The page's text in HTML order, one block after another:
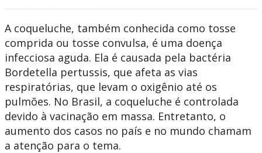
A coqueluche, também conhecida como tosse
comprida ou tosse convulsa, é uma doença
infecciosa aguda. Ela é causada pela bactéria
Bordetella pertussis, que afeta as vias
respiratórias, que levam o oxigênio até os
pulmões. No Brasil, a coqueluche é controlada
devido à vacinação em massa. Entretanto, o
aumento dos casos no país e no mundo chamam
a atenção para o tema.